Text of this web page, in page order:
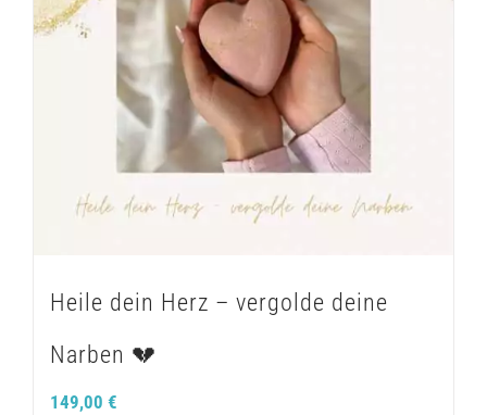
Heile dein Herz – vergolde deine
Narben 💔
149,00 €